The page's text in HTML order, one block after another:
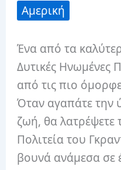
Αμερική
Ένα από τα
Δυτικές Ηνωμένες
από τις πιο
Όταν αγαπάτε την
ζωή, θα λατρέψετε
Πολιτεία του
βουνά ανάμεσα σε